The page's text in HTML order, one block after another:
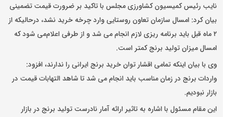
نایب رئیس کمیسیون کشاورزی مجلس با تاکید بر ضرورت قیمت تضمینی
بیان کرد: امسال سازمان تعاون روستایی وارد چرخه خرید نشد، درحالیکه از
۲ ماه قبل باید برنامه ریزی لازم انجام می شد و از طرفی اعلام‌می شود که
امسال میزان تولید برنج کمتر است.
وی با بیان اینکه تمامی اقشار توان خرید برنج ایرانی را ندارند، افزود:
واردات برنج در زمان مناسب باید انجام می شد تا شاهد التهابات قیمت در
بازار نبودیم.
این مقام مسئول با اشاره به تاثیر ارائه آمار نادرست تولید برنج در بازار